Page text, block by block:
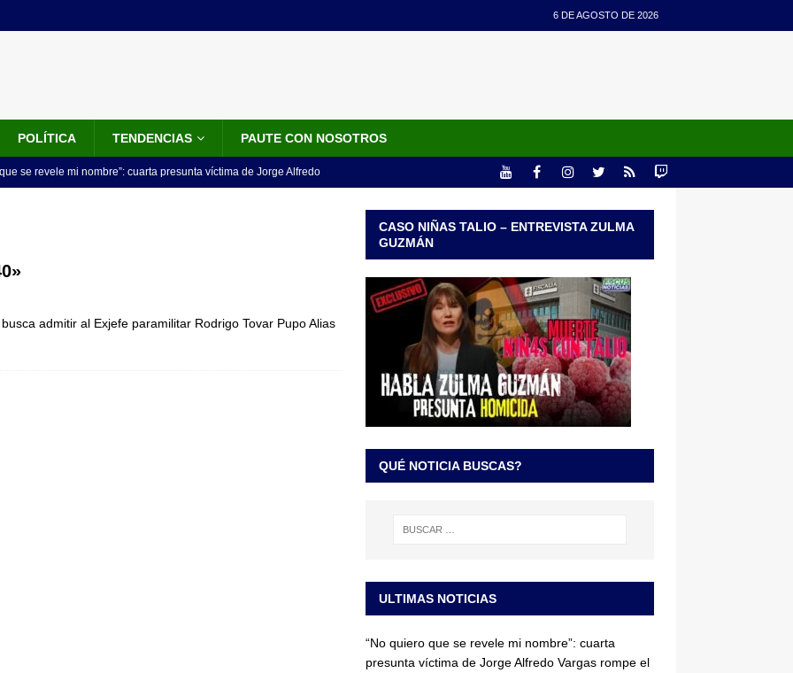
6 DE AGOSTO DE 2026
POLÍTICA TENDENCIAS PAUTE CON NOSOTROS
se revele mi nombre”: cuarta presunta víctima de Jorge Alfredo
accidente de tránsito
Vargas JUDICIALES
admitir al Exjefe paramilitar Rodrigo Tovar Pupo Alias
CASO NIÑAS TALIO – ENTREVISTA ZULMA
GUZMÁN
QUÉ NOTICIA BUSCAS?
ULTIMAS NOTICIAS
“No quiero que se revele mi nombre”: cuarta
presunta víctima de Jorge Alfredo Vargas rompe el